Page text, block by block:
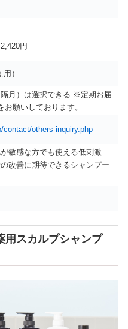
円
）
月）は選択できる ※定期お届
願いしております。
contact/others-inquiry.php
敏感な方でも使える低刺激
改善に期待できるシャンプー
スカルプシャンプ